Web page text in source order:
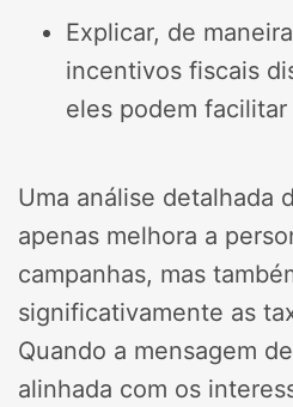
Explicar, de
incentivos fiscais
eles podem
Uma análise detalhada
apenas melhora a
campanhas, mas
significativamente as
Quando a mensagem
alinhada com os